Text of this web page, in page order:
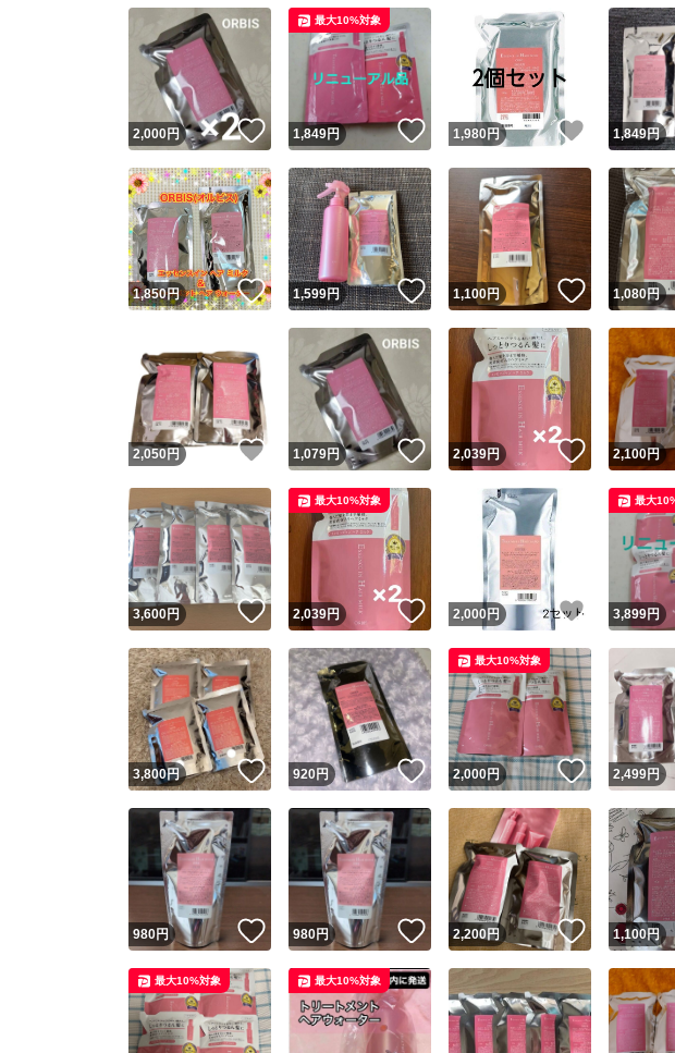
ユー
Yahoo!フリマが定めた一定の基準を
安心取引出品者
安心取引出品者 Yahoo!フ
取引実績
取引実績◯+ このユー
この商
商品画像の無断転載は禁止
1商品につき1回です
2,000円 いいね！
1,849円 いいね！
最大10%対象
1,980円 いいね！
1,849円
1,850円 いいね！
1,599円 いいね！
1,100円 いいね！
1,080円
2,050 円 いいね！
1,079円 いいね！
2,039円 いいね！
2,100円
3,600円 いいね！
2,039円 いいね！
最大10%対象
2,000円 いいね！
3,899円
最大
3,800円 いいね！
920円 いいね！
2,000円 いいね！
最大10%対象
2,499円
980円 いいね！
980円 いいね！
2,200円 いいね！
1,100円
最大10%対象 最大10%対象